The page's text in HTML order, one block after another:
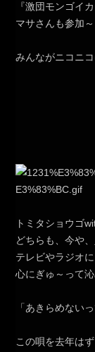
『激団モンゴイ
マサさんも参加～
みんながニコニ
トミタショウゴ
どちらも、今や
テレビやラジオ
心にぎゅ～って
「あきらめない
この唄を去年は